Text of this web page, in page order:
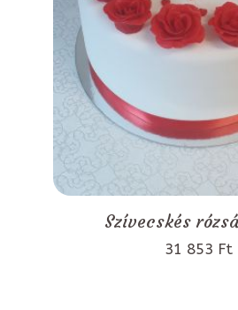
Szívecskés
31 853 Ft